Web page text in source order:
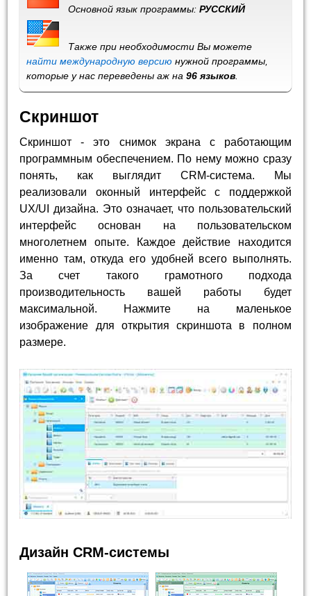
Основной язык программы:РУССКИЙ
Также при необходимости Вы можете
найти международную версию нужной программы,
которые у нас переведены аж на96 языков
Скриншот
Скриншот - это снимок экрана с работающим
программным обеспечением. По нему можно сразу
понять, как выглядит CRM-система. Мы
реализовали оконный интерфейс с поддержкой
UX/UI дизайна. Это означает, что пользовательский
интерфейс основан на пользовательском
многолетнем опыте. Каждое действие находится
именно там, откуда его удобней всего выполнять.
За счет такого грамотного подхода
производительность вашей работы будет
максимальной. Нажмите на маленькое
изображение для открытия скриншота в полном
размере.
Дизайн CRM-системы